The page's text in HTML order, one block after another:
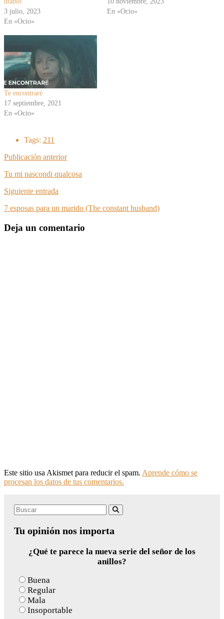
3 julio, 2023
En «Ocio»
En «Ocio»
Te encontraré
17 septiembre, 2021
En «Ocio»
Tags: 211
Publicación anterior
Tu mi nascondi qualcosa
Siguiente entrada
7 esposas para un marido (The constant husband)
Deja un comentario
Este sitio usa Akismet para reducir el spam. Aprende cómo se
procesan los datos de tus comentarios.
Search
Tu opinión nos importa
¿Qué te parece la nueva serie del señor de los
anillos?
Buena
Regular
Mala
Insoportable